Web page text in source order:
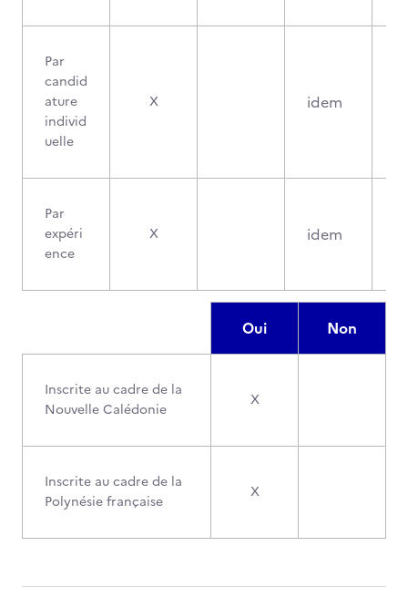
Par
candid
ature
individ
uelle
X idem
Par
expéri
ence
X idem
Oui Non
Inscrite au cadre de la
Nouvelle Calédonie
X
Inscrite au cadre de la
Polynésie française
X